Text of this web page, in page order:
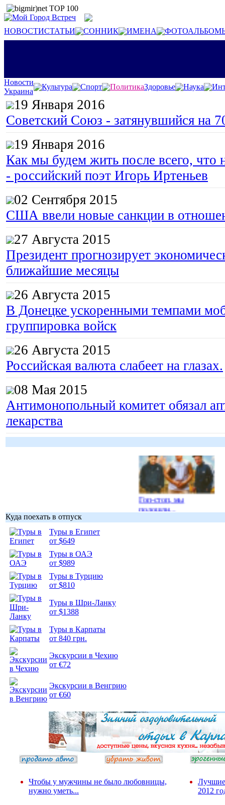
НОВОСТИСТАТЬИ СОННИК ИМЕНА
Новости
Украина
Культура Спорт ПолитикаЗдоровье Наука
19 Января 2016
Советский Союз - затянувшийся на
19 Января 2016
Как мы будем жить после всего, что
- российский поэт Игорь Иртеньев
02 Сентября 2015
США ввели новые санкции в
27 Августа 2015
Президент прогнозирует
ближайшие месяцы
26 Августа 2015
В Донецке ускоренными темпами
группировка войск
26 Августа 2015
Российская валюта слабеет на глазах.
08 Мая 2015
Антимонопольный комитет обязал
лекарства
Гоп-стоп, мы
подошли...
Куда поехать в отпуск
Туры в Египет
от $649
Туры в ОАЭ
от $989
Туры в Турцию
от $810
Туры в Шри-Ланку
от $1388
Туры в Карпаты
от 840 грн.
Экскурсии в Чехию
от €72
Экскурсии в Венгрию
от €60
Чтобы у мужчины не было любовницы,
нужно уметь...
Лучшие
2012